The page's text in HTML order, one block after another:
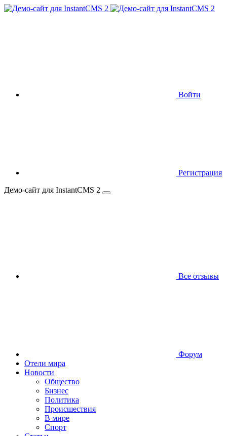
Войти
Регистрация
Демо-сайт для InstantCMS 2
Все отзывы
Форум
Отели мира
Новости
Общество
Бизнес
Политика
Происшествия
В мире
Спорт